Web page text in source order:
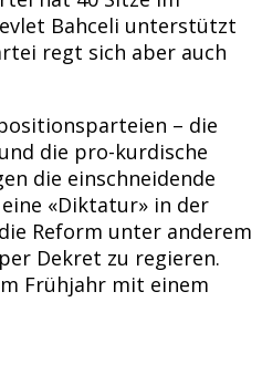
Bahceli unterstützt
regt sich aber auch
– die
die pro-kurdische
die einschneidende
«Diktatur» in der
Reform unter anderem
Dekret zu regieren.
Frühjahr mit einem